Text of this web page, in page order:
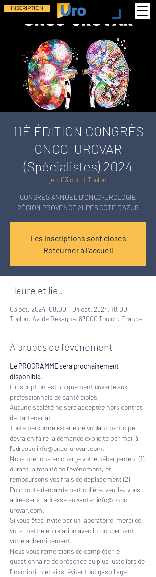
INSCRIPTION
11È ÉDITION CONGRÈS
ONCO-UROVAR
(Spécialistes) 2024
jeu. 03 oct.
  |
Toulon
CONGRÈS ANNUEL D’ONCO-UROLOGIE
RÉGION PROVENCE ALPES CÔTE D’AZUR
Les inscriptions sont closes
Retourner à l'accueil
Heure et lieu
03 oct. 2024, 08:00 – 04 oct. 2024, 18:00
Toulon, Av. de Besagne, 83000 Toulon, France
À propos de l'événement
Le PROGRAMME sera prochainement
disponible.
L'inscription est uniquement ouverte aux
professionnels de santé ciblés.
Aucune société ne sera acceptée hors contrat
de partenariat.
Toute personne extérieure voulant participer
devra en faire la demande explicite par mail à
l'adresse info@onco-urovar.com.
Nous prenons en charge votre hébergement (1)
durant la totalité de l'évènement, et
remboursons vos frais de déplacement (2)
Pour toute demande particulière, veuillez vous
adresser à l'adresse suivante: info@onco-
urovar.com.
Si vous êtes invité par un laboratoire, merci de
vous mettre en relation avec lui concernant
votre acheminement.
Nous vous remercions de compléter le
questionnaire de présence au plus juste lors de
l'inscription et ainsi éviter tout gaspillage